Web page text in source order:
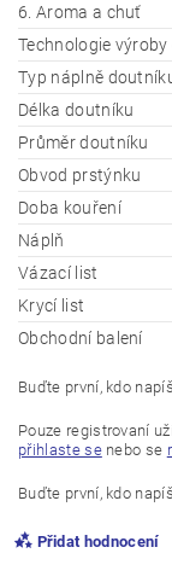
6. Aroma a chuť
Technologie
Typ náplně
Délka doutníku
Průměr doutníku
Obvod prstýnku
Doba kouření
Náplň
Vázací list
Krycí list
Obchodní balení
Buďte první, kdo
Pouze registrovaní
přihlaste senebo se
Buďte první, kdo
Přidat hodnocení